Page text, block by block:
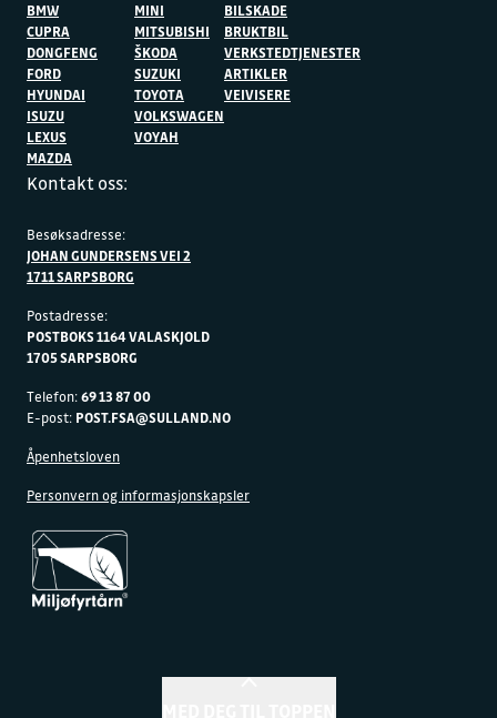
BMW
CUPRA
DONGFENG
FORD
HYUNDAI
ISUZU
LEXUS
MAZDA
MINI
MITSUBISHI
ŠKODA
SUZUKI
TOYOTA
VOLKSWAGEN
VOYAH
BILSKADE
BRUKTBIL
VERKSTEDTJENESTER
ARTIKLER
VEIVISERE
Kontakt oss:
Besøksadresse:
JOHAN GUNDERSENS VEI 2
1711 SARPSBORG
Postadresse:
POSTBOKS 1164 VALASKJOLD
1705 SARPSBORG
Telefon:69 13 87 00
E-post: POST.FSA@SULLAND.NO
Åpenhetsloven
Personvern og informasjonskapsler